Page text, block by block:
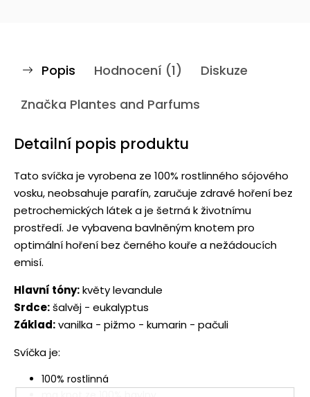
Popis Hodnocení (1)
Diskuze
Značka Plantes and Parfums
Detailní popis produktu
Tato svíčka je vyrobena ze 100% rostlinného sójového
vosku, neobsahuje parafín, zaručuje zdravé hoření bez
petrochemických látek a je šetrná k životnímu
prostředí. Je vybavena bavlněným knotem pro
optimální hoření bez černého kouře a nežádoucích
emisí.
Hlavní tóny:květy levandule
Srdce:šalvěj - eukalyptus
Základ:vanilka - pižmo - kumarin - pačuli
Svíčka je:
100% rostlinná